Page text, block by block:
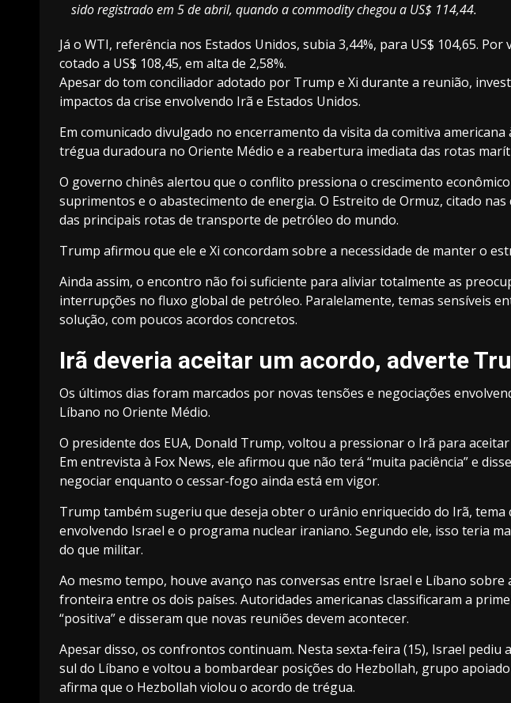
sido registrado em 5 de abril, quando a commodity chegou a US$ 114,44.
Já o WTI, referência nos Estados Unidos, subia 3,44%, para US$ 104,65.
cotado a US$ 108,45, em alta de 2,58%.
Apesar do tom conciliador adotado por Trump e Xi durante a reunião,
impactos da crise envolvendo Irã e Estados Unidos.
Em comunicado divulgado no encerramento da visita da comitiva americana
trégua duradoura no Oriente Médio e a reabertura imediata das rotas
O governo chinês alertou que o conflito pressiona o crescimento
suprimentos e o abastecimento de energia. O Estreito de Ormuz, citado
das principais rotas de transporte de petróleo do mundo.
Trump afirmou que ele e Xi concordam sobre a necessidade de manter o
Ainda assim, o encontro não foi suficiente para aliviar totalmente as
interrupções no fluxo global de petróleo. Paralelamente, temas sensíveis
solução, com poucos acordos concretos.
Irã deveria aceitar um acordo, adverte
Os últimos dias foram marcados por novas tensões e negociações
Líbano no Oriente Médio.
O presidente dos EUA, Donald Trump, voltou a pressionar o Irã para
Em entrevista à Fox News, ele afirmou que não terá “muita paciência” e
negociar enquanto o cessar-fogo ainda está em vigor.
Trump também sugeriu que deseja obter o urânio enriquecido do Irã,
envolvendo Israel e o programa nuclear iraniano. Segundo ele, isso teria
do que militar.
Ao mesmo tempo, houve avanço nas conversas entre Israel e Líbano
fronteira entre os dois países. Autoridades americanas classificaram a
“positiva” e disseram que novas reuniões devem acontecer.
Apesar disso, os confrontos continuam. Nesta sexta-feira (15), Israel pediu
sul do Líbano e voltou a bombardear posições do Hezbollah, grupo
afirma que o Hezbollah violou o acordo de trégua.